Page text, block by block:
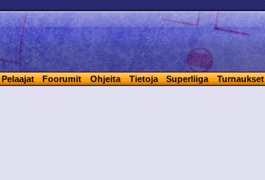
Pelaajat Foorumit Ohjeita Tietoja Superliiga Turnaukset